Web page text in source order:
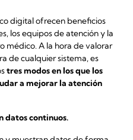
digital ofrecen beneficios
los equipos de atención y la
médico. A la hora de valorar
de cualquier sistema, es
tres modos en los que los
a mejorar la atención
datos continuos.